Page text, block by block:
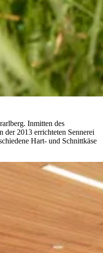
Inmitten des
der 2013 errichteten Sennerei
Hart- und Schnittkäse